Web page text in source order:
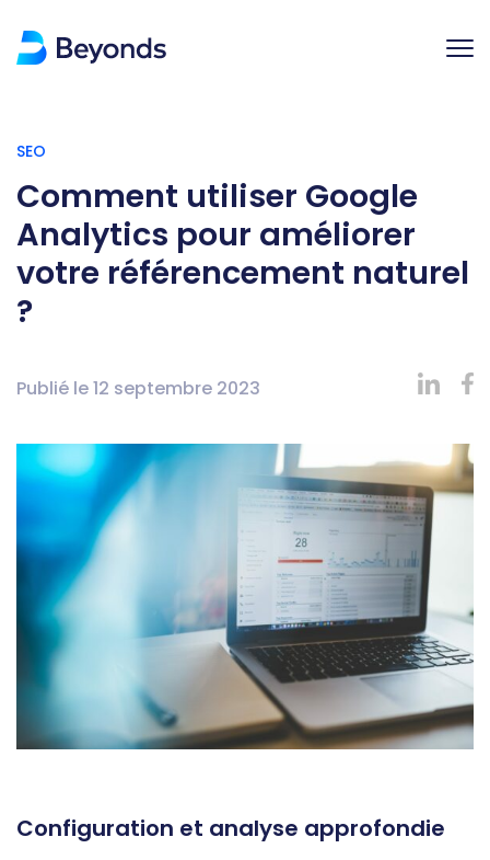
SEO
Comment utiliser Google
Analytics pour améliorer
votre référencement naturel
?
Publié le12 septembre 2023
Configuration et analyse approfondie